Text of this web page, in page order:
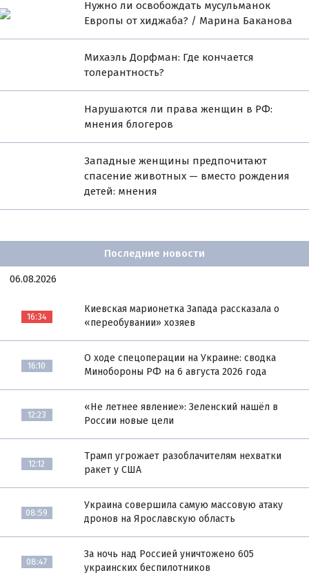
Нужно ли освобождать мусульманок
Европы от хиджаба? / Марина Баканова
Михаэль Дорфман: Где кончается
толерантность?
Нарушаются ли права женщин в РФ:
мнения блогеров
Западные женщины предпочитают
спасение животных — вместо рождения
детей: мнения
Последние новости
06.08.2026
16:34
Киевская марионетка Запада рассказала о
«переобувании» хозяев
16:10
О ходе спецоперации на Украине: сводка
Минобороны РФ на 6 августа 2026 года
12:23
«Не летнее явление»: Зеленский нашёл в
России новые цели
12:12
Трамп угрожает разоблачителям нехватки
ракет у США
08:59
Украина совершила самую массовую атаку
дронов на Ярославскую область
08:47
За ночь над Россией уничтожено 605
украинских беспилотников